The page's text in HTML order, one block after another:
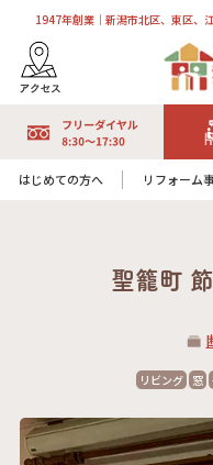
1947年創業｜新潟市北区、東区、
はじめての方へ リフォーム
聖籠町
リビング 窓